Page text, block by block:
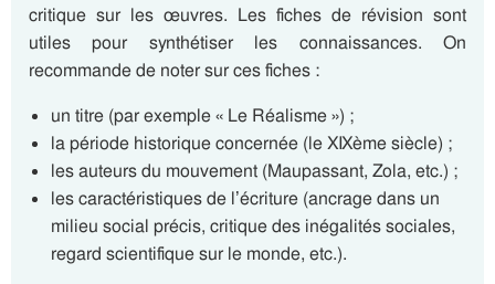
critique sur les œuvres. Les fiches de révision sont
utiles pour synthétiser les connaissances. On
recommande de noter sur ces fiches :
un titre (par exemple « Le Réalisme ») ;
la période historique concernée (le XIXème siècle) ;
les auteurs du mouvement (Maupassant, Zola, etc.) ;
les caractéristiques de l’écriture (ancrage dans un
milieu social précis, critique des inégalités sociales,
regard scientifique sur le monde, etc.).